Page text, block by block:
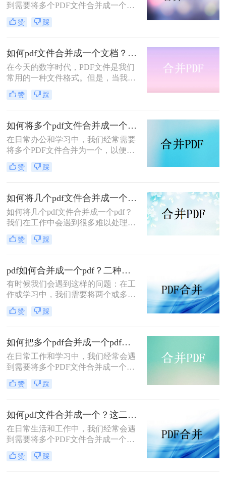
到需要将多个PDF文件合并成一个文
件的情况。这有助于我们更好地组织
和管理文件，方便查阅和分享。那么
呢？本文将详细介绍几种不同的方
法，帮助你轻松地将多个PDF文件合
并成一个PDF文件。
赞 踩
如何pdf文件合并成一个文档？三种合并方法教会你！
在今天的数字时代，PDF文件是我们
常用的一种文件格式。但是，当我们
需要将多个PDF文件合并成一个文档
时，很多人不知道该怎么做。本文将
文档的方法，让您轻松应对这个问
题。
赞 踩
如何将多个pdf文件合并成一个？这3种方法轻松合并文件！
在日常办公和学习中，我们经常需要
将多个PDF文件合并为一个，以便于
分享、存储和管理。那么如何将多个
pdf文件合并成一个呢？本文将介绍四
法，帮助您轻松完成PDF文件的合并
任务。
赞 踩
如何将几个pdf文件合并成一个pdf？这3个简便的方法，快速合并多个pdf文件！
如何将几个pdf文件合并成一个pdf？
我们在工作中会遇到很多难以处理的
文件，比如PDF文件，特别是多个
PDF文件合并成一个PDF文件。事实
地在互联网上找到相关的方法。最
后，我们不能达到我们理想的预期。
让我们来看看pdf合并的方法。
赞 踩
pdf如何合并成一个pdf？二种方法教你快速合并PDF！
有时候我们会遇到这样的问题：在工
作或学习中，我们需要将两个或多个
pdf文件合并成一个pdf文件。那么该
如何实现呢？下面就给大家介绍pdf如
赞 踩
如何把多个pdf合并成一个pdf文件？分享3个简单的方法！
在日常工作和学习中，我们经常会遇
到需要将多个PDF文件合并成一个单
独文件的情况。这样做不仅可以简化
文件管理，还能在分享或演示时提供
多个pdf合并成一个pdf文件呢？本文
将详细介绍几种将多个PDF合并成一
个PDF文件的实用方法。
赞 踩
如何pdf文件合并成一个？这二种操作方法十分简单！
在日常生活和工作中，我们经常会遇
到需要将多个PDF文件合并成一个的
情况。这种需求在整理报告、收集资
料或准备演示文稿时尤为常见。合并
赞 踩